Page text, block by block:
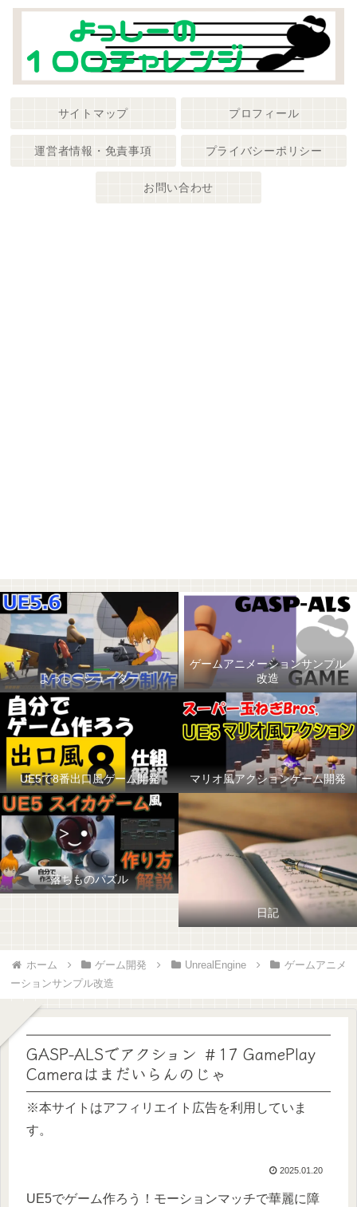
サイトマップ プロフィール
運営者情報・免責事項 プライバシーポリシー
お問い合わせ
よっしーシューター
ゲームアニメーションサンプル
改造
UE5で8番出口風ゲーム開発 マリオ風アクションゲーム開発
落ちものパズル
日記
ホーム ゲーム開発 UnrealEngine
ゲームアニメ
ーションサンプル改造
GASP-ALSでアクション ＃17 GamePlay
Cameraはまだいらんのじゃ
※本サイトはアフィリエイト広告を利用していま
す。
2025.01.20
UE5でゲーム作ろう！モーションマッチで華麗に障